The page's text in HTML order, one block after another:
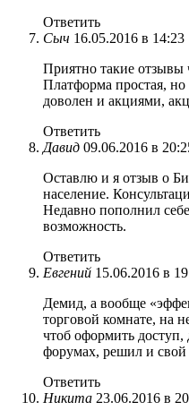
Ответить
Сыч 16.05.2016 в 14:23
Приятно такие отзывы
Платформа простая, но
доволен и акциями,
Ответить
Давид 09.06.2016 в
Оставлю и я отзыв о
население.
Недавно пополнил
возможность.
Ответить
Евгений 15.06.2016 в
Демид, а вообще
торговой комнате, на
чтоб оформить
форумах, решил и свой
Ответить
Никита 23.06.2016 в